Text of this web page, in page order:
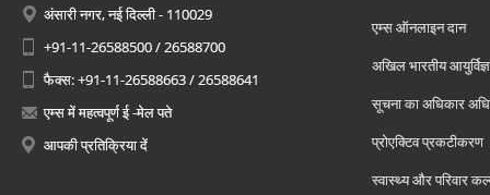
अंसारी नगर, नई दिल्ली - 110029
+91-11-26588500 / 26588700
फैक्स: +91-11-26588663 / 26588641
एम्स में महत्वपूर्ण ई -मेल पते
आपकी प्रतिक्रिया दें
एम्स ऑनलाइन दान
अखिल भारतीय
सूचना का अधिकार
प्रोएक्टिव प्रकटीकरण
स्वास्थ्य और परिवार